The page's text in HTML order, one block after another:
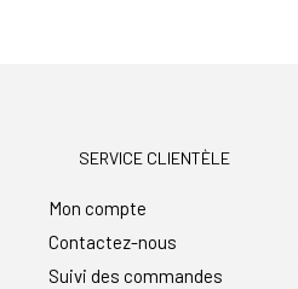
SERVICE CLIENTÈLE
Mon compte
Contactez-nous
Suivi des commandes